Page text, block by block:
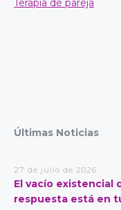
Terapia de pareja
Últimas Noticias
27 de julio de 2026
El vacío existencial
respuesta está en